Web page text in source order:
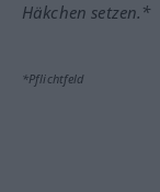
Häkchen setzen.*
*Pflichtfeld